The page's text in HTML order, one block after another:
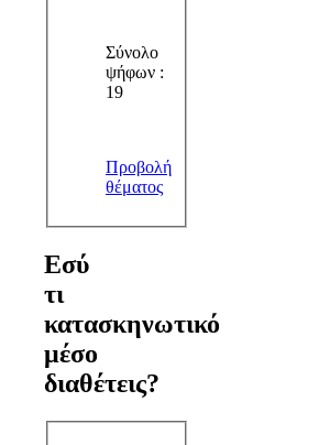
Σύνολο
ψήφων :
19
Προβολή
θέματος
Εσύ
τι
κατασκηνωτικό
μέσο
διαθέτεις?